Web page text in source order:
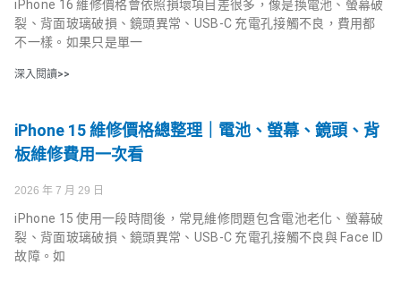
iPhone 16 維修價格會依照損壞項目差很多，像是換電池、螢幕破
裂、背面玻璃破損、鏡頭異常、USB-C 充電孔接觸不良，費用都
不一樣。如果只是單一
深入閱讀>>
iPhone 15 維修價格總整理｜電池、螢幕、鏡頭、背
板維修費用一次看
2026 年 7 月 29 日
iPhone 15 使用一段時間後，常見維修問題包含電池老化、螢幕破
裂、背面玻璃破損、鏡頭異常、USB-C 充電孔接觸不良與 Face ID
故障。如